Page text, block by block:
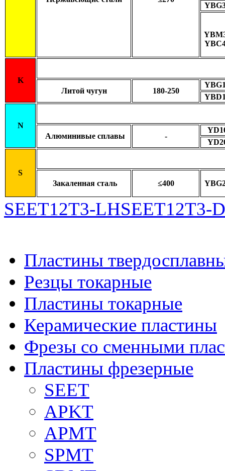
K
Литой чугун
180-250
N
Алюминивые сплавы
-
S
Закаленная сталь
≤400
SEET12T3-LHSEET12T3-
Пластины
Резцы токарные
Пластины токарные
Керамические пластины
Фрезы со сменными
Пластины фрезерные
SEET
APKT
APMT
SPMT